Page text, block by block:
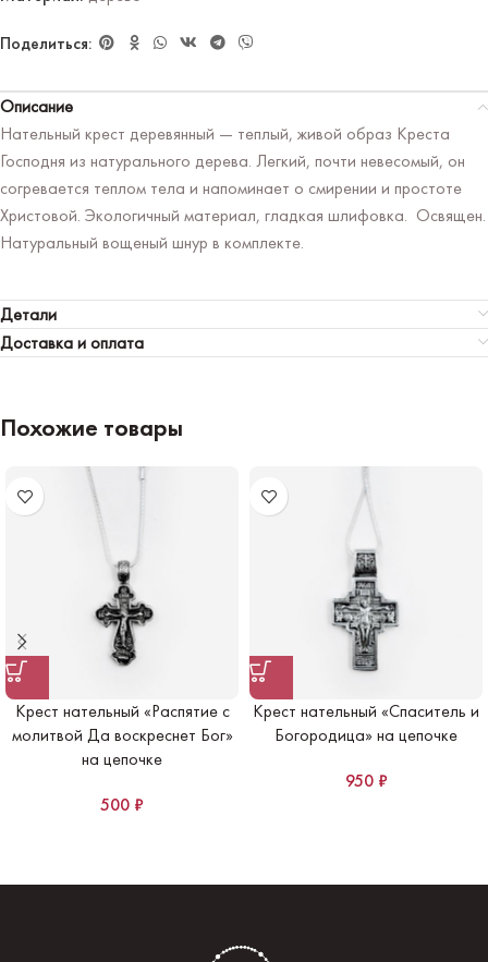
Поделиться:
Описание
Нательный крест деревянный — теплый, живой образ Креста
Господня из натурального дерева. Легкий, почти невесомый, он
согревается теплом тела и напоминает о смирении и простоте
Христовой. Экологичный материал, гладкая шлифовка. Освящен.
Натуральный вощеный шнур в комплекте.
Детали
Доставка и оплата
Похожие товары
Крест нательный «Распятие с
молитвой Да воскреснет Бог»
на цепочке
500 ₽
Крест нательный «Спаситель и
Богородица» на цепочке
950 ₽